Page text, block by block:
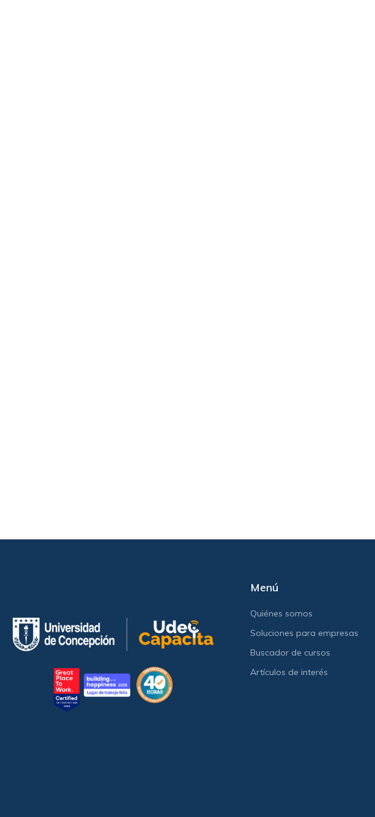
Menú
Quiénes somos
Soluciones para empresas
Buscador de cursos
Artículos de interés